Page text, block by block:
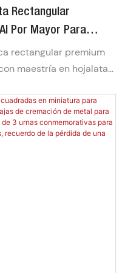
Rectangular
Por Mayor Para
De Hojalata De
Con Tapa Hermética
rectangular premium
maestría en hojalata
la frescura y
de la marca, su
y su tapa hermética la
ideal para